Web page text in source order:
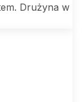
Drużyna w